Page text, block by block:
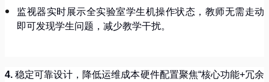
监视器实时展示全实验室学生机操作状态，教师无需走动
即可发现学生问题，减少教学干扰。
4.稳定可靠设计，降低运维成本硬件配置聚焦“核心功能+冗余